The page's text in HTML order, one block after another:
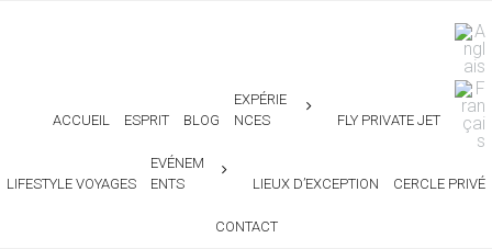
ACCUEIL ESPRIT BLOG
EXPÉRIE
NCES
FLY PRIVATE JET
LIFESTYLE VOYAGES
EVÉNEM
ENTS
LIEUX D’EXCEPTION CERCLE PRIVÉ
CONTACT